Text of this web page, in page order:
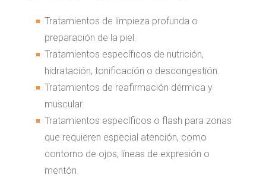
Tratamientos de limpieza profunda o
preparación de la piel.
Tratamientos específicos de nutrición,
hidratación, tonificación o descongestión.
Tratamientos de reafirmación dérmica y
muscular.
Tratamientos específicos o flash para zonas
que requieren especial atención, como
contorno de ojos, líneas de expresión o
mentón.